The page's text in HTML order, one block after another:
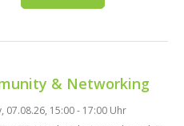
& Networking
07.08.26, 15:00 - 17:00 Uhr